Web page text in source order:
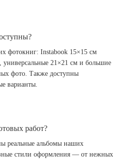
фотокниг: Instabook 15×15 см
универсальные 21×21 см и большие
фото. Также доступны
варианты.
работ?
реальные альбомы наших
стили оформления — от нежных